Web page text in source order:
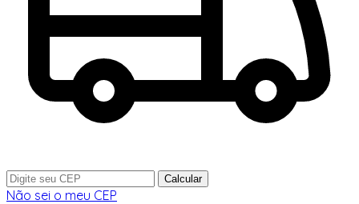
Calcular
Não sei o meu CEP